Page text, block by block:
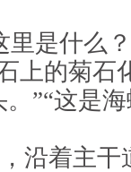
里是什么
上的菊石
。”“这是
沿着主